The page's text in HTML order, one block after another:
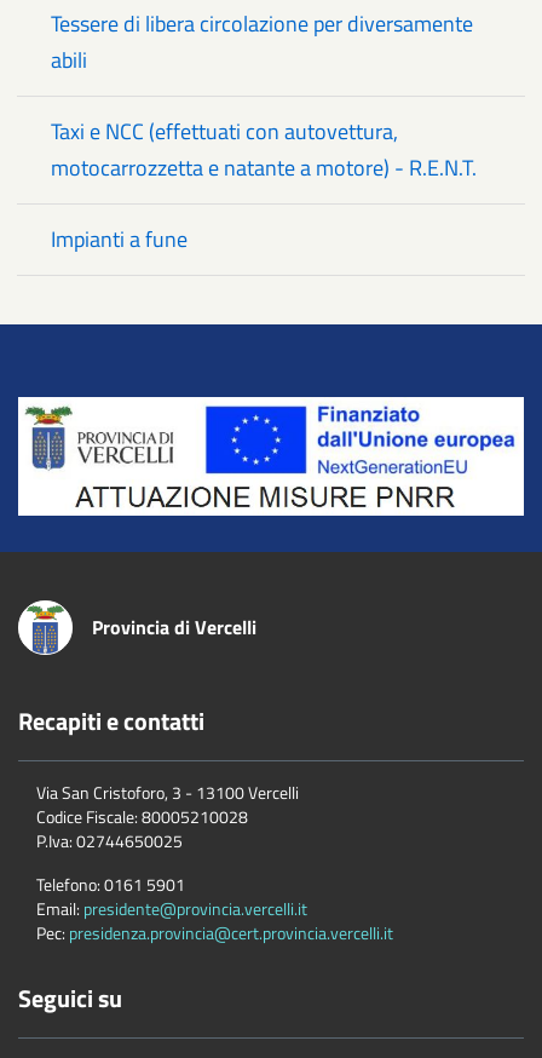
Tessere di libera circolazione per diversamente
abili
Taxi e NCC (effettuati con autovettura,
motocarrozzetta e natante a motore) - R.E.N.T.
Impianti a fune
Title
Provincia di Vercelli
Recapiti e contatti
Via San Cristoforo, 3 - 13100 Vercelli
Codice Fiscale:80005210028
P.Iva:02744650025
Telefono:0161 5901
Email: presidente@provincia.vercelli.it
Pec: presidenza.provincia@cert.provincia.vercelli.it
Seguici su